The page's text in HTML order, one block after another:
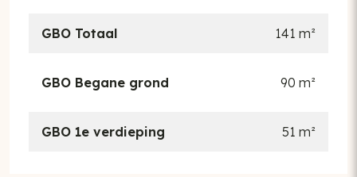
GBO Totaal 141 m²
GBO Begane grond 90 m²
GBO 1e verdieping 51 m²